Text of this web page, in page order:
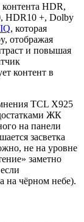
HDR,
HDR10 +, Dolby
, которая
отображая
и повышая
контент в
TCL X925
ЖК
на панели
засветка
не на уровне
заметно
на чёрном небе).